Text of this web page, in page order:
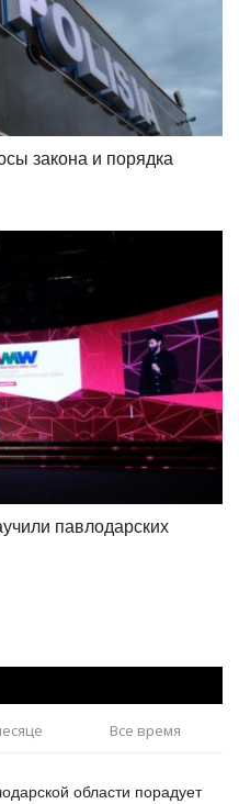
закона и порядка
павлодарских
Все время
области порадует